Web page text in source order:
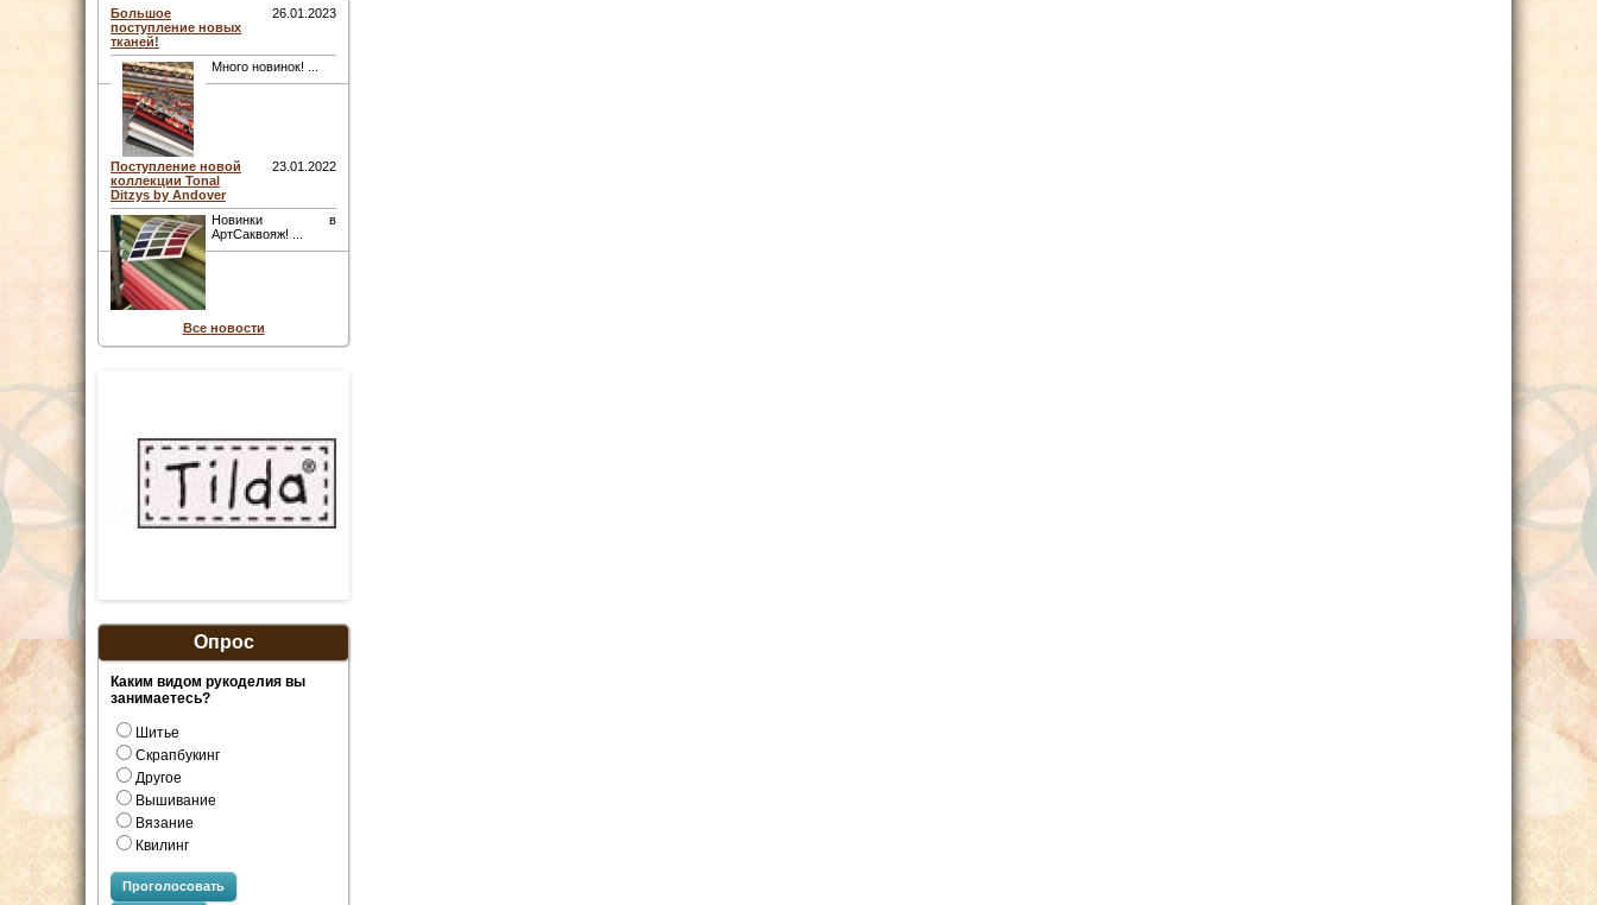
Большое
поступление новых
тканей!
26.01.2023
Много новинок! ...
Поступление новой
коллекции Tonal
Ditzys by Andover
23.01.2022
Новинки в
АртСаквояж! ...
Все новости
Опрос
Каким видом рукоделия вы
занимаетесь?
Шитье
Скрапбукинг
Другое
Вышивание
Вязание
Квилинг
Проголосовать